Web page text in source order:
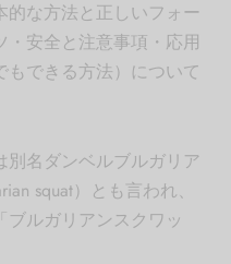
な方法と正しいフォー
安全と注意事項・応用
できる方法）について
別名ダンベルブルガリア
squat）とも言われ、
ルガリアンスクワッ